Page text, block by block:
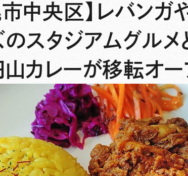
市中央区】レバンガ
のスタジアムグルメ
山カレーが移転オー